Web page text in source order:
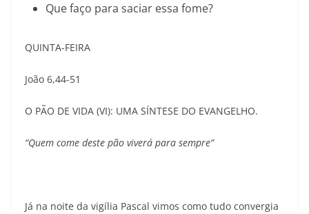
Que faço para saciar essa fome?
QUINTA-FEIRA
João 6,44-51
O PÃO DE VIDA (VI): UMA SÍNTESE DO EVANGELHO.
“Quem come deste pão viverá para sempre”
Já na noite da vigília Pascal vimos como tudo convergia